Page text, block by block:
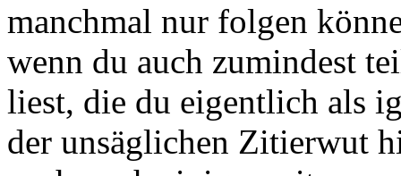
manchmal nur folgen
wenn du auch zumindest
liest, die du eigentlich als
der unsäglichen Zitierwut